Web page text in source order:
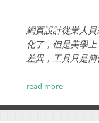
網頁設計從業人
化了，但是美學
差異，工具只是
的製作步驟。...
read more